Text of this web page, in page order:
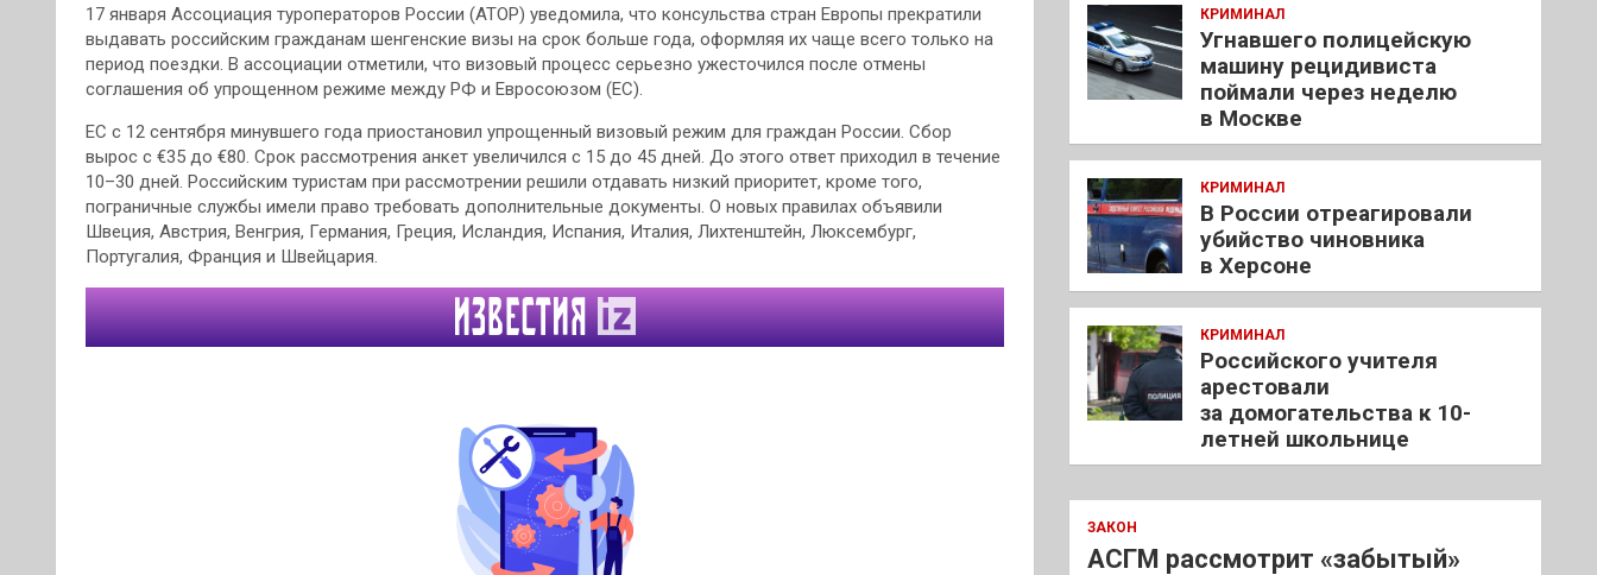
17 января Ассоциация туроператоров России (АТОР) уведомила, что консульства стран Европы прекратили
выдавать российским гражданам шенгенские визы на срок больше года, оформляя их чаще всего только на
период поездки. В ассоциации отметили, что визовый процесс серьезно ужесточился после отмены
соглашения об упрощенном режиме между РФ и Евросоюзом (ЕС).
ЕС с 12 сентября минувшего года приостановил упрощенный визовый режим для граждан России. Сбор
вырос с €35 до €80. Срок рассмотрения анкет увеличился с 15 до 45 дней. До этого ответ приходил в течение
10–30 дней. Российским туристам при рассмотрении решили отдавать низкий приоритет, кроме того,
пограничные службы имели право требовать дополнительные документы. О новых правилах объявили
Швеция, Австрия, Венгрия, Германия, Греция, Исландия, Испания, Италия, Лихтенштейн, Люксембург,
Португалия, Франция и Швейцария.
КРИМИНАЛ
Угнавшего полицейскую
машину рецидивиста
поймали через неделю
в Москве
КРИМИНАЛ
В России отреагировали
убийство чиновника
в Херсоне
КРИМИНАЛ
Российского учителя
арестовали
за домогательства к 10-
летней школьнице
ЗАКОН
АСГМ рассмотрит «забытый»